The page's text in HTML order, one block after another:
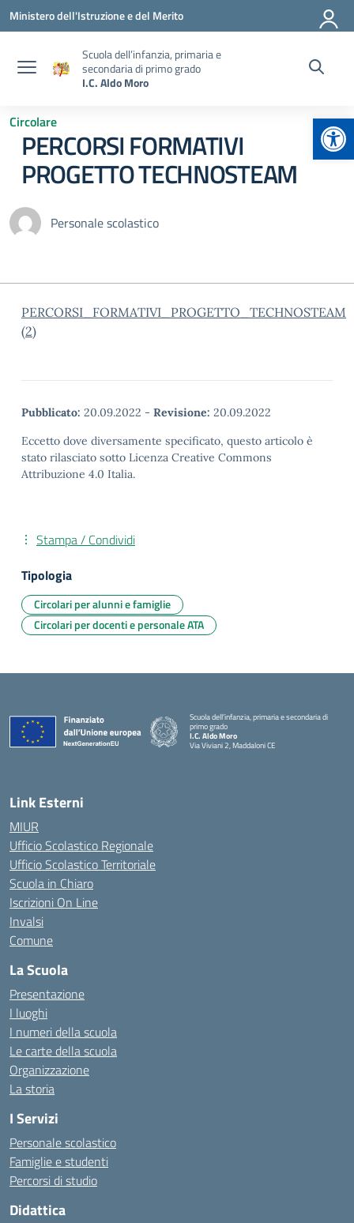
Vai ai contenuti
Vai al menu di navigazione
Vai al footer
Ministero dell'Istruzione e del Merito
Scuola dell’infanzia, primaria e
secondaria di primo grado
I.C. Aldo Moro
Circolare
PERCORSI FORMATIVI
PROGETTO TECHNOSTEAM
Personale scolastico
PERCORSI_FORMATIVI_PROGETTO_TECHNOSTEAM
(2)
Pubblicato: 20.09.2022 - Revisione: 20.09.2022
Eccetto dove diversamente specificato, questo articolo è
stato rilasciato sotto Licenza Creative Commons
Attribuzione 4.0 Italia.
Stampa / Condividi
Tipologia
Circolari per alunni e famiglie
Circolari per docenti e personale ATA
Scuola dell’infanzia, primaria e secondaria di
primo grado
I.C. Aldo Moro
Via Viviani 2, Maddaloni CE
Link Esterni
MIUR
Ufficio Scolastico Regionale
Ufficio Scolastico Territoriale
Scuola in Chiaro
Iscrizioni On Line
Invalsi
Comune
La Scuola
Presentazione
I luoghi
I numeri della scuola
Le carte della scuola
Organizzazione
La storia
I Servizi
Personale scolastico
Famiglie e studenti
Percorsi di studio
Didattica